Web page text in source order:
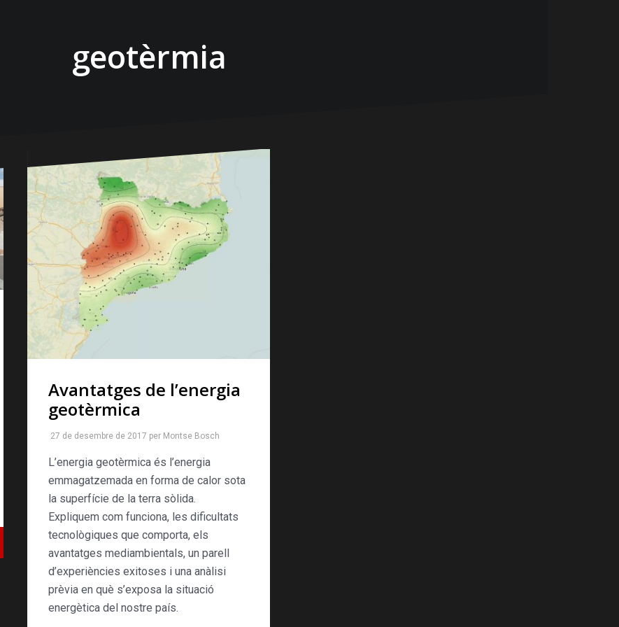
geotèrmia
Avantatges de l’energia
geotèrmica
27 de desembre de 2017 per Montse Bosch
L’energia geotèrmica és l’energia
emmagatzemada en forma de calor sota
la superfície de la terra sòlida.
Expliquem com funciona, les dificultats
tecnològiques que comporta, els
avantatges mediambientals, un parell
d’experiències exitoses i una anàlisi
prèvia en què s’exposa la situació
energètica del nostre país.